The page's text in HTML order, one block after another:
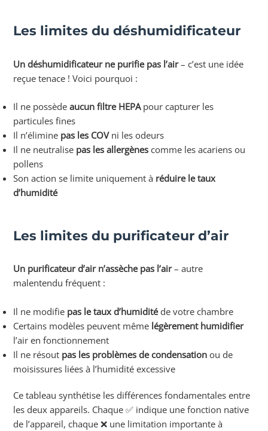
Les limites du déshumidificateur
Un déshumidificateur ne purifie pas l’air– c’est une idée
reçue tenace ! Voici pourquoi :
Il ne possèdeaucun filtre HEPApour capturer les
particules fines
Il n’élimine pas les COVni les odeurs
Il ne neutralise pas les allergènes comme les acariens ou
pollens
Son action se limite uniquement à réduire le taux
d’humidité
Les limites du purificateur d’air
Un purificateur d’air n’assèche pas l’air– autre
malentendu fréquent :
Il ne modifie pas le taux d’humiditéde votre chambre
Certains modèles peuvent même légèrement humidifier
l’air en fonctionnement
Il ne résout pas les problèmes de condensation ou de
moisissures liées à l’humidité excessive
Ce tableau synthétise les différences fondamentales entre
les deux appareils. Chaque ✅ indique une fonction native
de l’appareil, chaque ❌ une limitation importante à